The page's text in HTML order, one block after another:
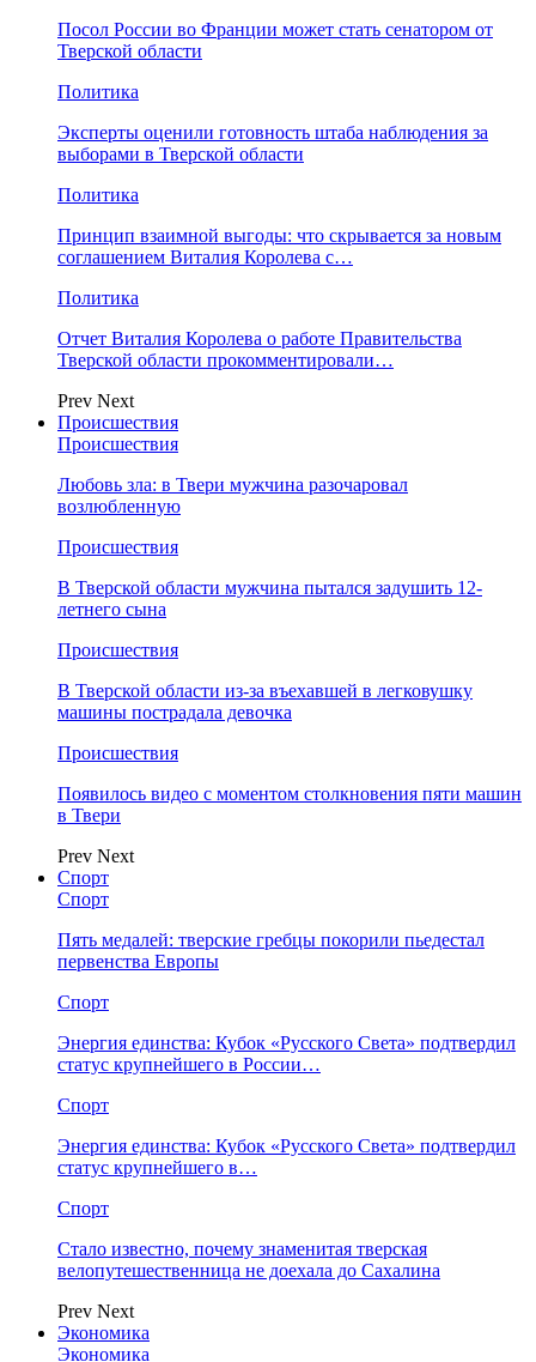
Посол России во Франции может стать сенатором от
Тверской области
Политика
Эксперты оценили готовность штаба наблюдения за
выборами в Тверской области
Политика
Принцип взаимной выгоды: что скрывается за новым
соглашением Виталия Королева с…
Политика
Отчет Виталия Королева о работе Правительства
Тверской области прокомментировали…
Prev Next
Происшествия
Происшествия
Любовь зла: в Твери мужчина разочаровал
возлюбленную
Происшествия
В Тверской области мужчина пытался задушить 12-
летнего сына
Происшествия
В Тверской области из-за въехавшей в легковушку
машины пострадала девочка
Происшествия
Появилось видео с моментом столкновения пяти машин
в Твери
Prev Next
Спорт
Спорт
Пять медалей: тверские гребцы покорили пьедестал
первенства Европы
Спорт
Энергия единства: Кубок «Русского Света» подтвердил
статус крупнейшего в России…
Спорт
Энергия единства: Кубок «Русского Света» подтвердил
статус крупнейшего в…
Спорт
Стало известно, почему знаменитая тверская
велопутешественница не доехала до Сахалина
Prev Next
Экономика
Экономика